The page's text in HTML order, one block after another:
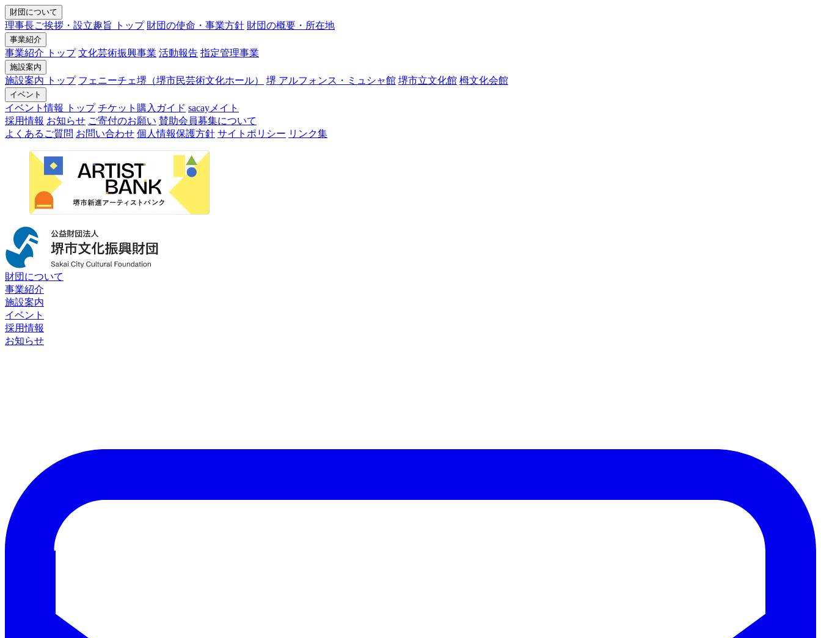
財団について
理事長ご挨拶・設立趣旨 トップ 財団の使命・事業方針 財団の概要・所在地
事業紹介
事業紹介 トップ 文化芸術振興事業 活動報告 指定管理事業
施設案内
施設案内 トップ フェニーチェ堺（堺市民芸術文化ホール） 堺 アルフォンス・ミュシャ館 堺市立文化館 栂文化会館
イベント
イベント情報 トップ チケット購入ガイド sacayメイト
採用情報 お知らせ ご寄付のお願い 賛助会員募集について
よくあるご質問 お問い合わせ 個人情報保護方針 サイトポリシー リンク集
財団について
事業紹介
施設案内
イベント
採用情報
お知らせ